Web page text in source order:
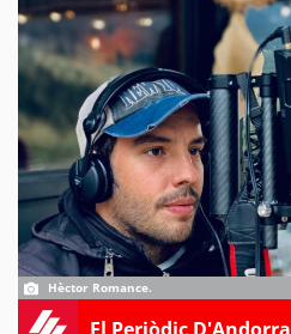
Hèctor Romance.